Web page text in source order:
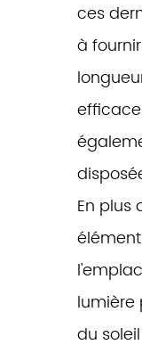
ces
à
En plus
lumière
du